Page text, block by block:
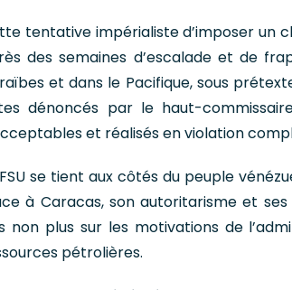
tentative impérialiste d’imposer un
des semaines d’escalade et de
et dans le Pacifique, sous
dénoncés par le haut-
et réalisés en violation
se tient aux côtés du peuple
à Caracas, son autoritarisme et
non plus sur les motivations de
pétrolières.